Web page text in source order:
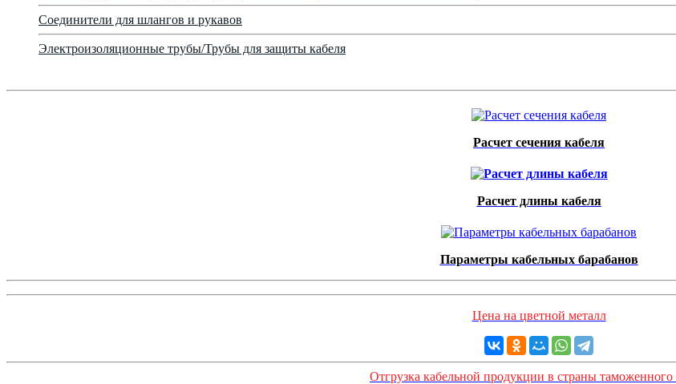
Соединители для шлангов и рукавов
Электроизоляционные трубы/Трубы для защиты кабеля
Расчет сечения кабеля
Расчет длины кабеля
Параметры кабельных барабанов
Цена на цветной металл
Отгрузка кабельной продукции в страны таможенного